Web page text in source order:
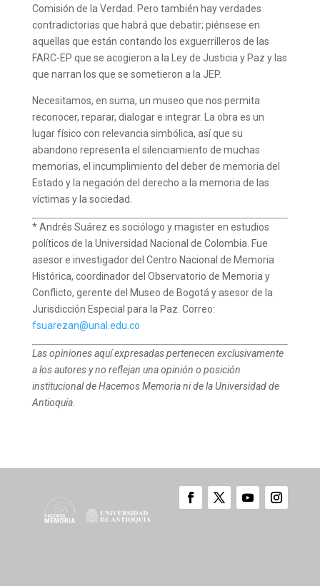
Comisión de la Verdad. Pero también hay verdades
contradictorias que habrá que debatir; piénsese en
aquellas que están contando los exguerrilleros de las
FARC-EP que se acogieron a la Ley de Justicia y Paz y las
que narran los que se sometieron a la JEP.
Necesitamos, en suma, un museo que nos permita
reconocer, reparar, dialogar e integrar. La obra es un
lugar físico con relevancia simbólica, así que su
abandono representa el silenciamiento de muchas
memorias, el incumplimiento del deber de memoria del
Estado y la negación del derecho a la memoria de las
víctimas y la sociedad.
* Andrés Suárez es sociólogo y magister en estudios
políticos de la Universidad Nacional de Colombia. Fue
asesor e investigador del Centro Nacional de Memoria
Histórica, coordinador del Observatorio de Memoria y
Conflicto, gerente del Museo de Bogotá y asesor de la
Jurisdicción Especial para la Paz. Correo:
fsuarezan@unal.edu.co
Las opiniones aquí expresadas pertenecen exclusivamente
a los autores y no reflejan una opinión o posición
institucional de Hacemos Memoria ni de la Universidad de
Antioquia.